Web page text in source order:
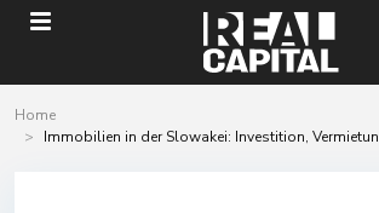
Home
Immobilien in der Slowakei: Investition,